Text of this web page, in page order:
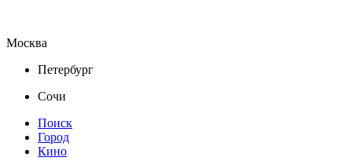
Москва
Петербург
Сочи
Поиск
Город
Кино